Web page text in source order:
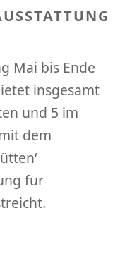
Mai bis Ende
insgesamt
und 5 im
dem
für